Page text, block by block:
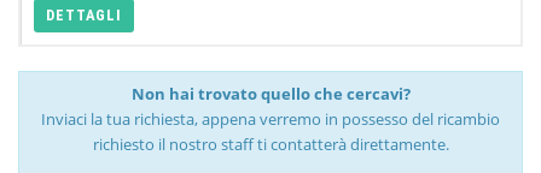
DETTAGLI
Non hai trovato quello che cercavi?
Inviaci la tua richiesta, appena verremo in possesso del ricambio
richiesto il nostro staff ti contatterà direttamente.